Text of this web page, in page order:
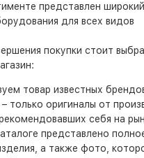
представлен
для всех видов
покупки стоит
товар известных
только оригиналы от
себя на
представлено
а также фото,